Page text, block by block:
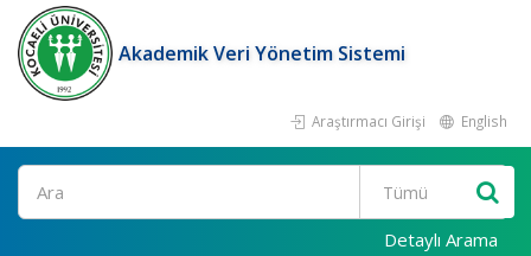
Akademik Veri Yönetim Sistemi
Araştırmacı Girişi English
Ara
Detaylı Arama